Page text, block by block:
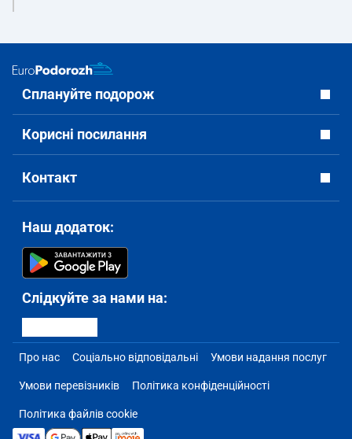
Сплануйте подорож
Корисні посилання
Контакт
Наш додаток:
Слідкуйте за нами на:
Про нас Соціально відповідальні Умови надання послуг
Умови перевізників Політика конфіденційності
Політика файлів cookie